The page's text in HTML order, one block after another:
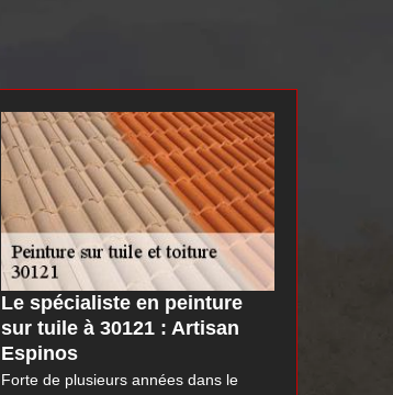
Le spécialiste en peinture
sur tuile à 30121 : Artisan
Espinos
Forte de plusieurs années dans le